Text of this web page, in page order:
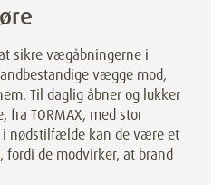
sikre vægåbningerne i
vægge mod,
Til daglig åbner og lukker
fra TORMAX, med stor
i nødstilfælde kan de være et
de modvirker, at brand